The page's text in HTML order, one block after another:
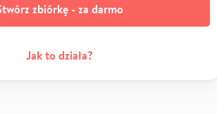
zbiórkę - za darmo
Jak to działa?